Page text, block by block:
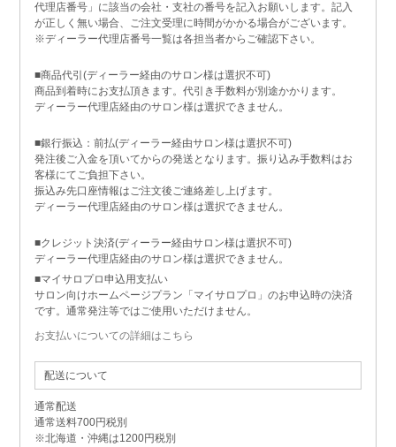
代理店番号」に該当の会社・支社の番号を記入お願いします。記入
が正しく無い場合、ご注文受理に時間がかかる場合がございます。
※ディーラー代理店番号一覧は各担当者からご確認下さい。
■商品代引(ディーラー経由のサロン様は選択不可)
商品到着時にお支払頂きます。代引き手数料が別途かかります。
ディーラー代理店経由のサロン様は選択できません。
■銀行振込：前払(ディーラー経由サロン様は選択不可)
発注後ご入金を頂いてからの発送となります。振り込み手数料はお
客様にてご負担下さい。
振込み先口座情報はご注文後ご連絡差し上げます。
ディーラー代理店経由のサロン様は選択できません。
■クレジット決済(ディーラー経由サロン様は選択不可)
ディーラー代理店経由のサロン様は選択できません。
■マイサロプロ申込用支払い
サロン向けホームページプラン「マイサロプロ」のお申込時の決済
です。通常発注等ではご使用いただけません。
お支払いについての詳細はこちら
配送について
通常配送
通常送料700円税別
※北海道・沖縄は1200円税別